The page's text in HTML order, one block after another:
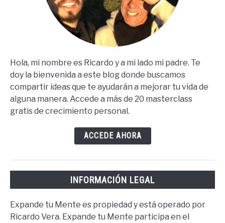
Hola, mi nombre es Ricardo y a mi lado mi padre. Te
doy la bienvenida a este blog donde buscamos
compartir ideas que te ayudarán a mejorar tu vida de
alguna manera. Accede a más de 20 masterclass
gratis de crecimiento personal.
ACCEDE AHORA
INFORMACIÓN LEGAL
Expande tu Mente es propiedad y está operado por
Ricardo Vera. Expande tu Mente participa en el